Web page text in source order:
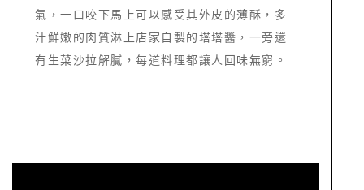
氣，一口咬下馬上可以感受其外皮的薄酥，多
汁鮮嫩的肉質淋上店家自製的塔塔醬，一旁還
有生菜沙拉解膩，每道料理都讓人回味無窮。